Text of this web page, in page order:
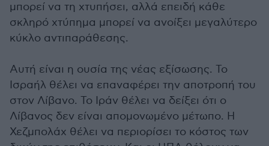
μπορεί να τη χτυπήσει, αλλά επειδή κάθε
σκληρό χτύπημα μπορεί να ανοίξει μεγαλύτερο
κύκλο αντιπαράθεσης.
Αυτή είναι η ουσία της νέας εξίσωσης. Το
Ισραήλ θέλει να επαναφέρει την αποτροπή του
στον Λίβανο. Το Ιράν θέλει να δείξει ότι ο
Λίβανος δεν είναι απομονωμένο μέτωπο. Η
Χεζμπολάχ θέλει να περιορίσει το κόστος των